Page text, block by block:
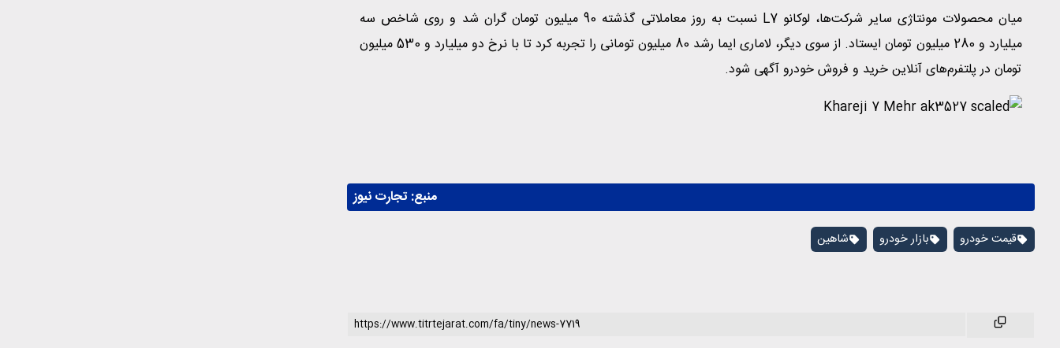
میان محصولات مونتاژی سایر شرکت‌ها، لوکانو L7 نسبت به روز معاملاتی گذشته 90 میلیون تومان گران شد و روی شاخص سه
میلیارد و 280 میلیون تومان ایستاد. از سوی دیگر، لاماری ایما رشد 80 میلیون تومانی را تجربه کرد تا با نرخ دو میلیارد و 530 میلیون
تومان در پلتفرم‌های آنلاین خرید و فروش خودرو آگهی شود.
منبع: تجارت نیوز
قیمت خودرو بازار خودرو شاهین